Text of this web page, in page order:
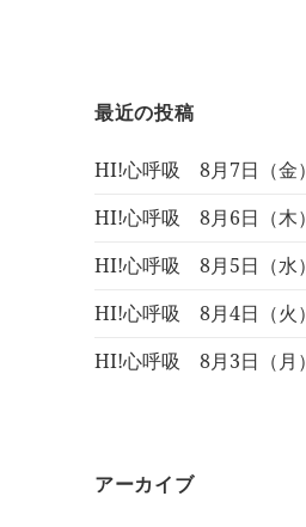
最近の投稿
HI!心呼吸 8月7日（金）
HI!心呼吸 8月6日（木）
HI!心呼吸 8月5日（水）
HI!心呼吸 8月4日（火）
HI!心呼吸 8月3日（月）
アーカイブ